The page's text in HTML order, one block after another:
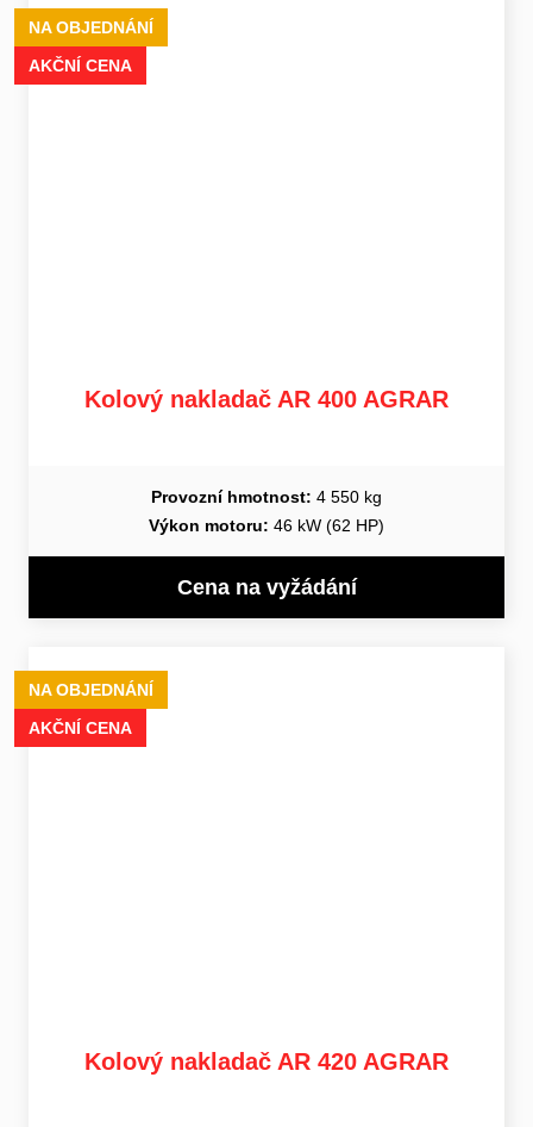
NA OBJEDNÁNÍ
AKČNÍ CENA
Kolový nakladač AR 400 AGRAR
Provozní hmotnost: 4 550 kg
Výkon motoru: 46 kW (62 HP)
Cena na vyžádání
NA OBJEDNÁNÍ
AKČNÍ CENA
Kolový nakladač AR 420 AGRAR